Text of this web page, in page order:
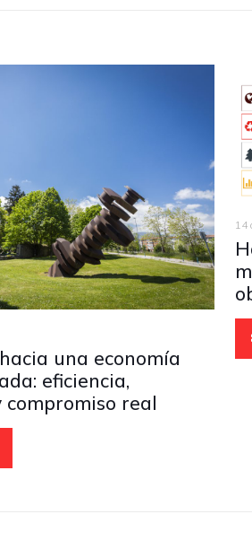
una economía
eficiencia,
compromiso real
14